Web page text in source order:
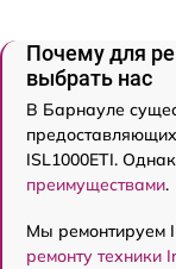
Почему для
выбрать нас
В Барнауле
ISL1000ETI.
преимуществами.
Мы ремонтируем
ремонту техники